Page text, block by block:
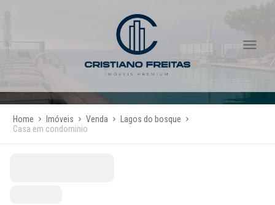
Home Imóveis Venda
Lagos do bosque
Casa em condominio